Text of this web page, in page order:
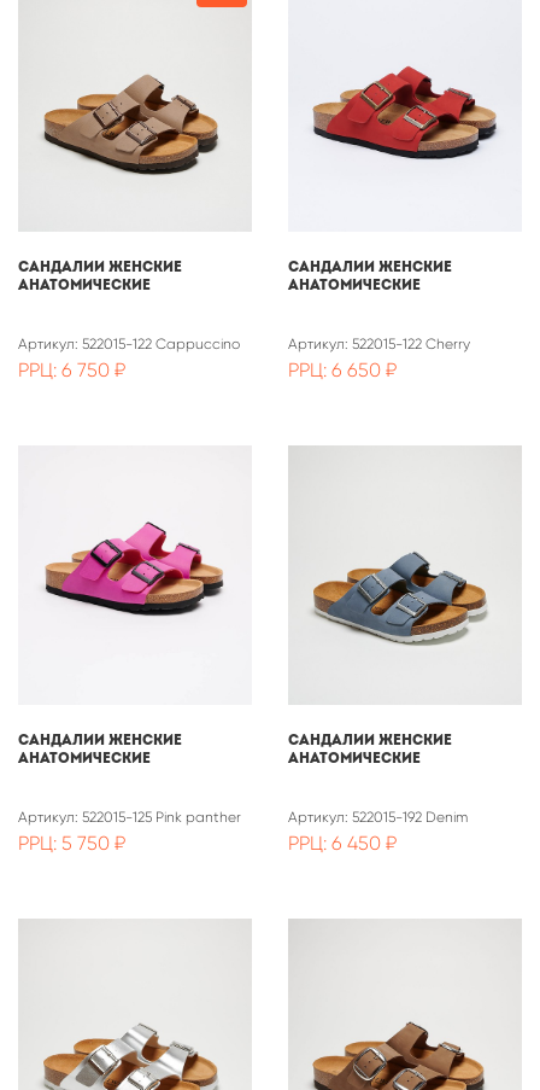
САНДАЛИИ ЖЕНСКИЕ
АНАТОМИЧЕСКИЕ
Артикул: 522015-122 Cappuccino
РРЦ: 6 750 ₽
САНДАЛИИ ЖЕНСКИЕ
АНАТОМИЧЕСКИЕ
Артикул: 522015-122 Cherry
РРЦ: 6 650 ₽
САНДАЛИИ ЖЕНСКИЕ
АНАТОМИЧЕСКИЕ
Артикул: 522015-125 Pink panther
РРЦ: 5 750 ₽
САНДАЛИИ ЖЕНСКИЕ
АНАТОМИЧЕСКИЕ
Артикул: 522015-192 Denim
РРЦ: 6 450 ₽